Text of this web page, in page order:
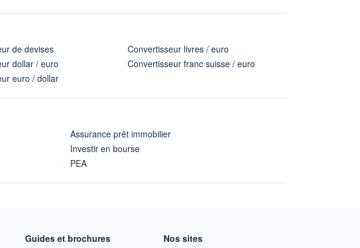
de devises
dollar / euro
euro / dollar
Convertisseur livres / euro
Convertisseur franc suisse / euro
Assurance prêt immobilier
Investir en bourse
PEA
Guides et brochures Nos sites